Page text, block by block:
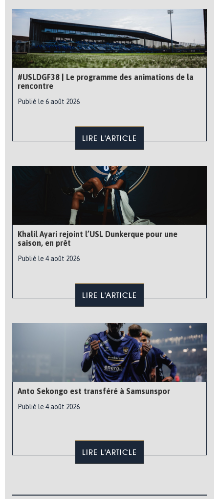
#USLDGF38 | Le programme des animations de la
rencontre
Publié le 6 août 2026
LIRE L'ARTICLE
Khalil Ayari rejoint l’USL Dunkerque pour une
saison, en prêt
Publié le 4 août 2026
LIRE L'ARTICLE
Anto Sekongo est transféré à Samsunspor
Publié le 4 août 2026
LIRE L'ARTICLE